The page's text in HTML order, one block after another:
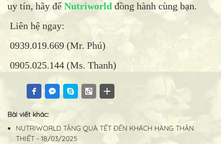
uy tín, hãy để Nutriworld đồng hành cùng bạn.
Liên hệ ngay:
0939.019.669 (Mr. Phú)
0905.025.144 (Ms. Thanh)
Bài viết khác:
NUTRIWORLD TẶNG QUÀ TẾT ĐẾN KHÁCH HÀNG THÂN
THIẾT - 18/03/2025